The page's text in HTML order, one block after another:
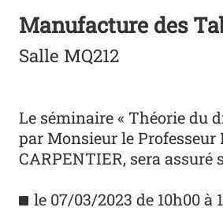
Manufacture des
Salle MQ212
Le séminaire « Théorie du
par Monsieur le Professeur
CARPENTIER, sera assuré
le 07/03/2023 de 10h00 à